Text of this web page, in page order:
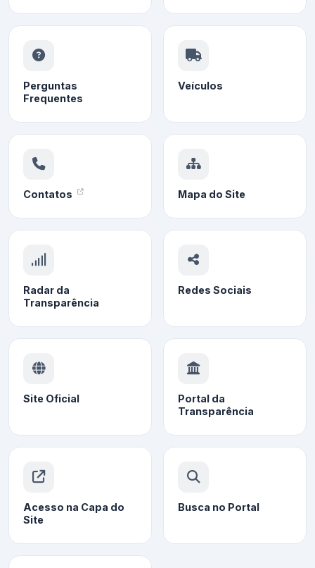
Perguntas
Frequentes
Veículos
Contatos Mapa do Site
Radar da
Transparência
Redes Sociais
Site Oficial
Portal da
Transparência
Acesso na Capa do
Site
Busca no Portal